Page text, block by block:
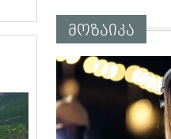
მოზაიკა